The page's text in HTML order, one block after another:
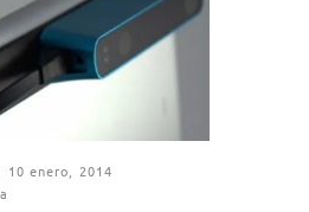
10 enero, 2014